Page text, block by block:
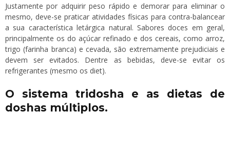
Justamente por adquirir peso rápido e demorar para eliminar o
mesmo, deve-se praticar atividades físicas para contra-balancear
a sua característica letárgica natural. Sabores doces em geral,
principalmente os do açúcar refinado e dos cereais, como arroz,
trigo (farinha branca) e cevada, são extremamente prejudiciais e
devem ser evitados. Dentre as bebidas, deve-se evitar os
refrigerantes (mesmo os diet).
O sistema tridosha e as dietas de
doshas múltiplos.